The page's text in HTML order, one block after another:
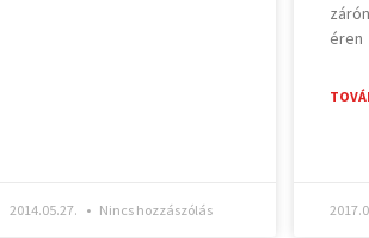
2014.05.27. Nincs hozzászólás
éren